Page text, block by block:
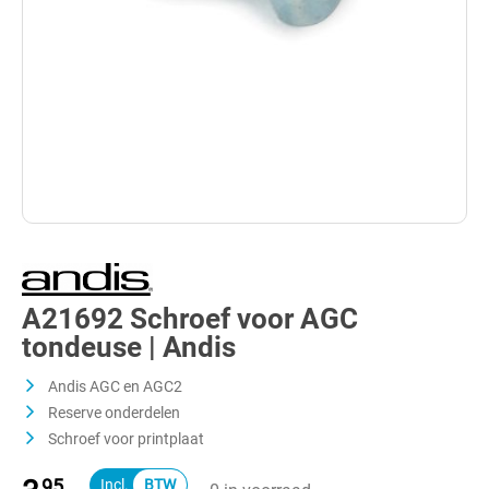
A21692 Schroef voor AGC
tondeuse | Andis
Andis AGC en AGC2
Reserve onderdelen
Schroef voor printplaat